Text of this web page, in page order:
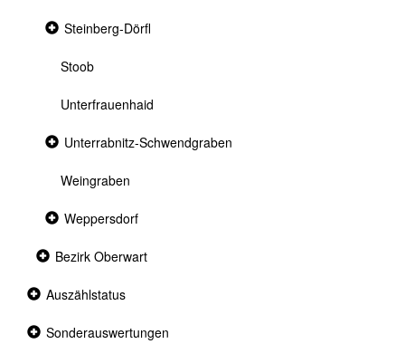
Collapsed
Steinberg-Dörfl
Stoob
Unterfrauenhaid
Collapsed
Unterrabnitz-Schwendgraben
Weingraben
Collapsed
section
Weppersdorf
Collapsed
Bezirk Oberwart
Collapsed
Auszählstatus
Collapsed
Sonderauswertungen